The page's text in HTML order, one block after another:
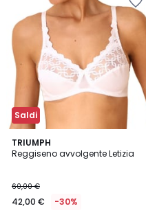
Saldi
TRIUMPH
Reggiseno avvolgente Letizia
60,00 €
42,00 € -30%
4,7
/ 5